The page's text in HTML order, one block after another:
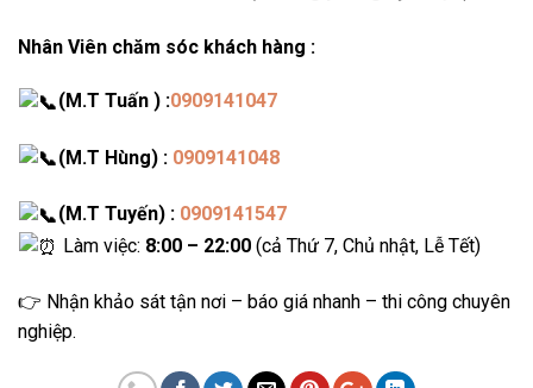
Nhân Viên chăm sóc khách hàng :
(M.T Tuấn ) :0909141047
(M.T Hùng) : 0909141048
(M.T Tuyến) : 0909141547
Làm việc: 8:00 – 22:00 (cả Thứ 7, Chủ nhật, Lễ Tết)
👉 Nhận khảo sát tận nơi – báo giá nhanh – thi công chuyên
nghiệp.